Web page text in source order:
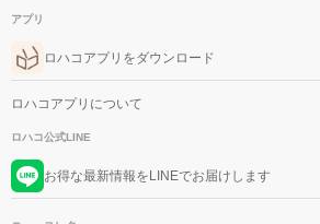
アプリ
ロハコアプリをダウンロード
ロハコアプリについて
ロハコ公式LINE
お得な最新情報をLINEでお届けします